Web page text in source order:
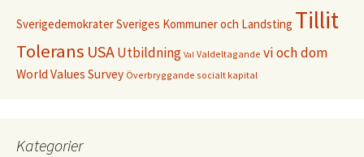
SverigedemokraterSveriges Kommuner och Landsting Tillit
Tolerans USAUtbildning Val Valdeltagande vi och dom
World Values Survey Överbryggande socialt kapital
Kategorier